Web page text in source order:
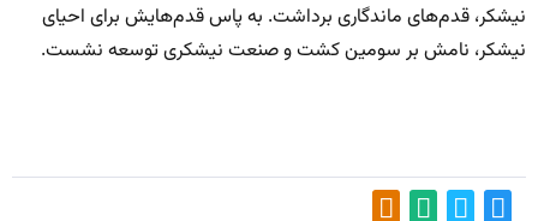
نیشکر، قدم‌های ماندگاری برداشت. به پاس قدم‌هایش برای احیای
نیشکر، نامش بر سومین کشت و صنعت نیشکری توسعه نشست.